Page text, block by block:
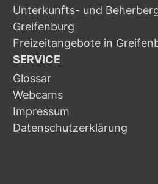
Unterkunfts- und
Greifenburg
Freizeitangebote in
SERVICE
Glossar
Webcams
Impressum
Datenschutzerklärung